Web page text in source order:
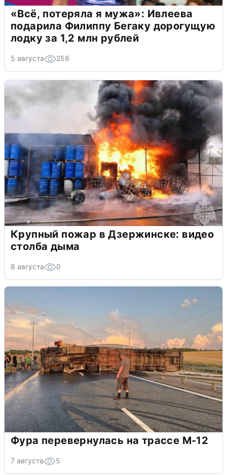
«Всё, потеряла я мужа»: Ивлеева
подарила Филиппу Бегаку дорогущую
лодку за 1,2 млн рублей
5 августа 258
Крупный пожар в Дзержинске: видео
столба дыма
8 августа 0
Фура перевернулась на трассе М-12
7 августа 5